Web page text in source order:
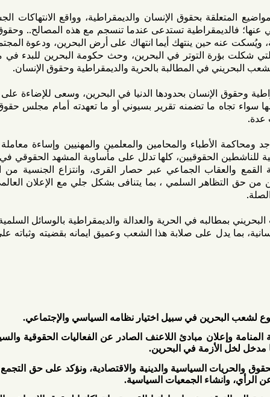
بحقوق الإنسان والديمقراطية، وواقع الانتهاكات الجسيمة في
تستدعى عندما تنسجم مع هذه المصالح.. وحقوق الإنسان
ينتهك أيما انتهاك على أرض البحرين، ودعوة المجتمع الدولي
التوتر في البحرين، وحث حكومة البحرين للبدء في مفاوضات
في المطالبة بالحرية والديمقراطية وحقوق الإنسان.
بحدودها الدنيا في البحرين، وسعى للإضاءة على مخالفات
ما تضمنه تقرير بسيوني أو ما تعهدته أمام مجلس حقوق الإنسان
والمحامين والمعلمين والمهنيين وإساءة معاملة السجناء،
الحقوقيين، كلها تدلل على مأساوية المشهد الحقوقي في البحرين،
الجماعي عبر حصار القرى، وانتزاع الجنسية من الناشطين
السلمي ، بما يتنافى بشكل جلي مع الإعلان العالمي لحقوق
في الحرية والعدالة والديمقراطية بالوسائل السلمية رغم كل
على صلابة هذا الشعب وعميق ايمانه بقضيته وثباته على مواقفه
في سبيل اختيار نظامه السياسي والإجتماعي.
مبادئ اللاعنف الصادر عن الفعاليات الحقوقية والسياسية في
الأزمة في البحرين.
السياسية والدينية والاقتصادية، ونؤكد على حق التجمع والتظاهر
الجمعيات السياسية.